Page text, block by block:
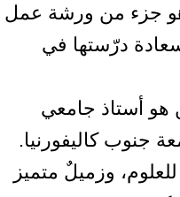
هو جزء من ورشة عمل
درّستها في
هو أستاذ جامعي
جنوب كاليفورنيا.
وزميلٌ متميز